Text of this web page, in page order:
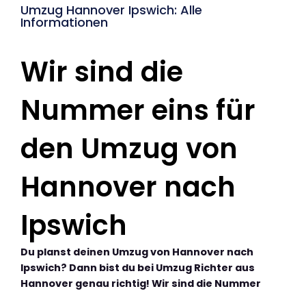
Umzug Hannover Ipswich: Alle
Informationen
Wir sind die
Nummer eins für
den Umzug von
Hannover nach
Ipswich
Du planst deinen Umzug von Hannover nach
Ipswich? Dann bist du bei Umzug Richter aus
Hannover genau richtig! Wir sind die Nummer